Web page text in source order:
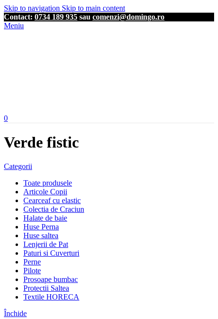
Skip to navigation Skip to main content
Contact: 0734 189 935 sau comenzi@domingo.ro
Meniu
0
Verde fistic
Categorii
Toate produsele
Articole Copii
Cearceaf cu elastic
Colectia de Craciun
Halate de baie
Huse Perna
Huse saltea
Lenjerii de Pat
Paturi si Cuverturi
Perne
Pilote
Prosoape bumbac
Protectii Saltea
Textile HORECA
Închide